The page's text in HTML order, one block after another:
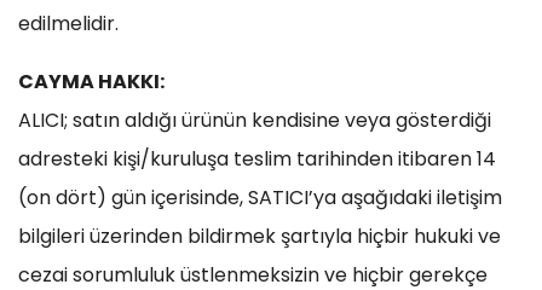
edilmelidir.
CAYMA HAKKI:
ALICI; satın aldığı ürünün kendisine veya gösterdiği
adresteki kişi/kuruluşa teslim tarihinden itibaren 14
(on dört) gün içerisinde, SATICI’ya aşağıdaki iletişim
bilgileri üzerinden bildirmek şartıyla hiçbir hukuki ve
cezai sorumluluk üstlenmeksizin ve hiçbir gerekçe